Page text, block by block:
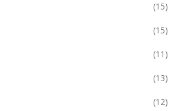
(15)
(15)
(11)
(13)
(12)